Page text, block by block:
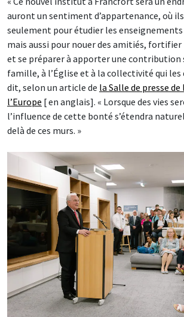
auront un sentiment d’appartenance, où
seulement pour étudier les enseignements
mais aussi pour nouer des amitiés,
et se préparer à apporter une
famille, à l’Église et à la collectivité qui
dit, selon un article de la Salle de presse
l’Europe [ en anglais]. « Lorsque des vies
l’influence de cette bonté s’étendra
delà de ces murs. »